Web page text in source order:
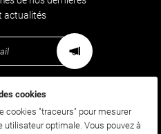
actualités
Légales
d'utilisation
confidentialité
cookies
cookies "traceurs" pour mesurer
utilisateur optimale. Vous pouvez à